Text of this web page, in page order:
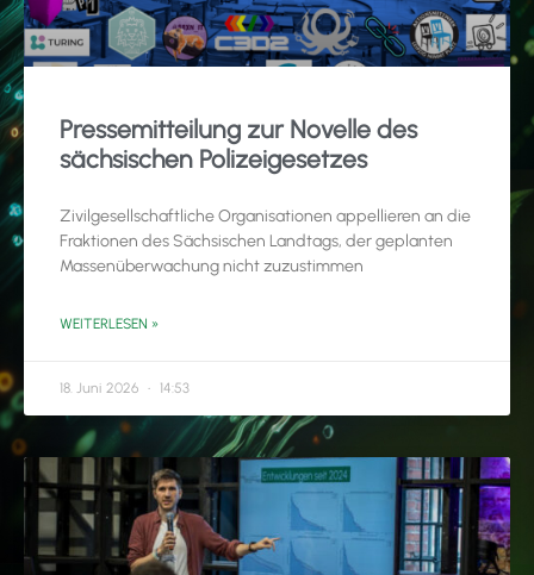
Pressemitteilung zur Novelle des
sächsischen Polizeigesetzes
Zivilgesellschaftliche Organisationen appellieren an die
Fraktionen des Sächsischen Landtags, der geplanten
Massenüberwachung nicht zuzustimmen
WEITERLESEN »
18. Juni 2026 14:53